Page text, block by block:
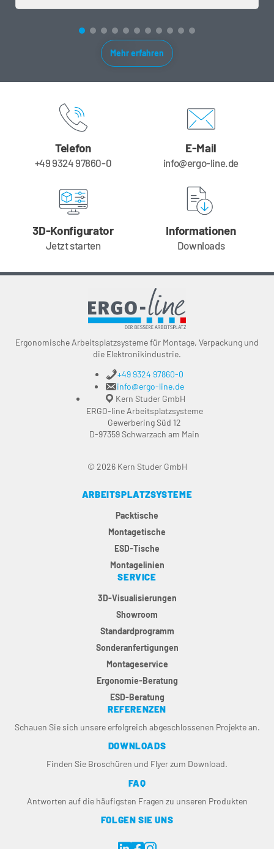
Mehr erfahren
Telefon
+49 9324 97860-0
E-Mail
info@ergo-line.de
3D-Konfigurator
Jetzt starten
Informationen
Downloads
Ergonomische Arbeitsplatzsysteme für Montage, Verpackung und
die Elektronikindustrie.
+49 9324 97860-0
info@ergo-line.de
Kern Studer GmbH
ERGO-line Arbeitsplatzsysteme
Gewerbering Süd 12
D-97359 Schwarzach am Main
© 2026 Kern Studer GmbH
ARBEITSPLATZSYSTEME
Packtische
Montagetische
ESD-Tische
Montagelinien
SERVICE
3D-Visualisierungen
Showroom
Standardprogramm
Sonderanfertigungen
Montageservice
Ergonomie-Beratung
ESD-Beratung
REFERENZEN
Schauen Sie sich unsere erfolgreich abgeschlossenen Projekte an.
DOWNLOADS
Finden Sie Broschüren und Flyer zum Download.
FAQ
Antworten auf die häufigsten Fragen zu unseren Produkten
FOLGEN SIE UNS